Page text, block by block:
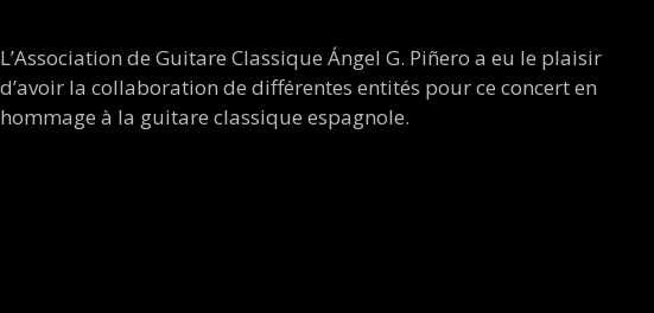
L’Association de Guitare Classique Ángel G. Piñero a eu le plaisir
d’avoir la collaboration de différentes entités pour ce concert en
hommage à la guitare classique espagnole.